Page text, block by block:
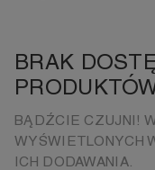
BRAK
BĄDŹCIE CZUJNI!
WYŚWIETLONYCH
ICH DODAWANIA.